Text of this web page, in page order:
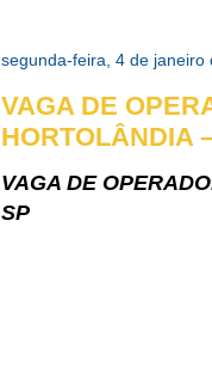
segunda-feira, 4 de janeiro
VAGA DE
HORTOLÂNDIA
VAGA DE
SP